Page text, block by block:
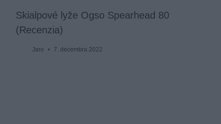
Skialpové lyže Ogso Spearhead 80
(Recenzia)
Jaro 7. decembra 2022